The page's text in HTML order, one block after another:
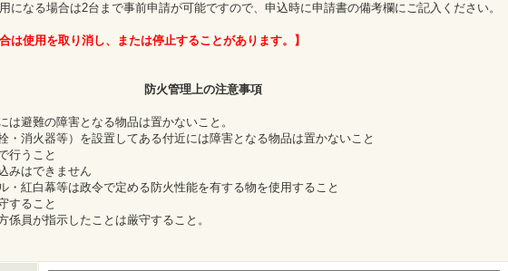
になる場合は2台まで事前申請が可能ですので、申込時に申請書の備考欄にご記入ください。
は使用を取り消し、または停止することがあります。】
防火管理上の注意事項
は避難の障害となる物品は置かないこと。
・消火器等）を設置してある付近には障害となる物品は置かないこと
行うこと
みはできません
・紅白幕等は政令で定める防火性能を有する物を使用すること
すること
係員が指示したことは厳守すること。